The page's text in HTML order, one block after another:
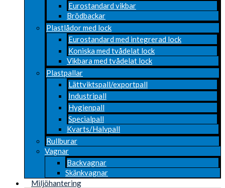
Eurostandard vikbar
Brödbackar
Plastlådor med lock
Eurostandard med integrerad lock
Koniska med tvådelat lock
Vikbara med tvådelat lock
Plastpallar
Lättviktspall/exportpall
Industripall
Hygienpall
Specialpall
Kvarts/Halvpall
Rullburar
Vagnar
Backvagnar
Skänkvagnar
Miljöhantering